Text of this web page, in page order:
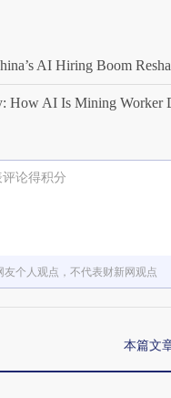
AI Hiring Boom
How AI Is Mining Worker
评论得积分
友个人观点，不代表财新网观点
本篇文